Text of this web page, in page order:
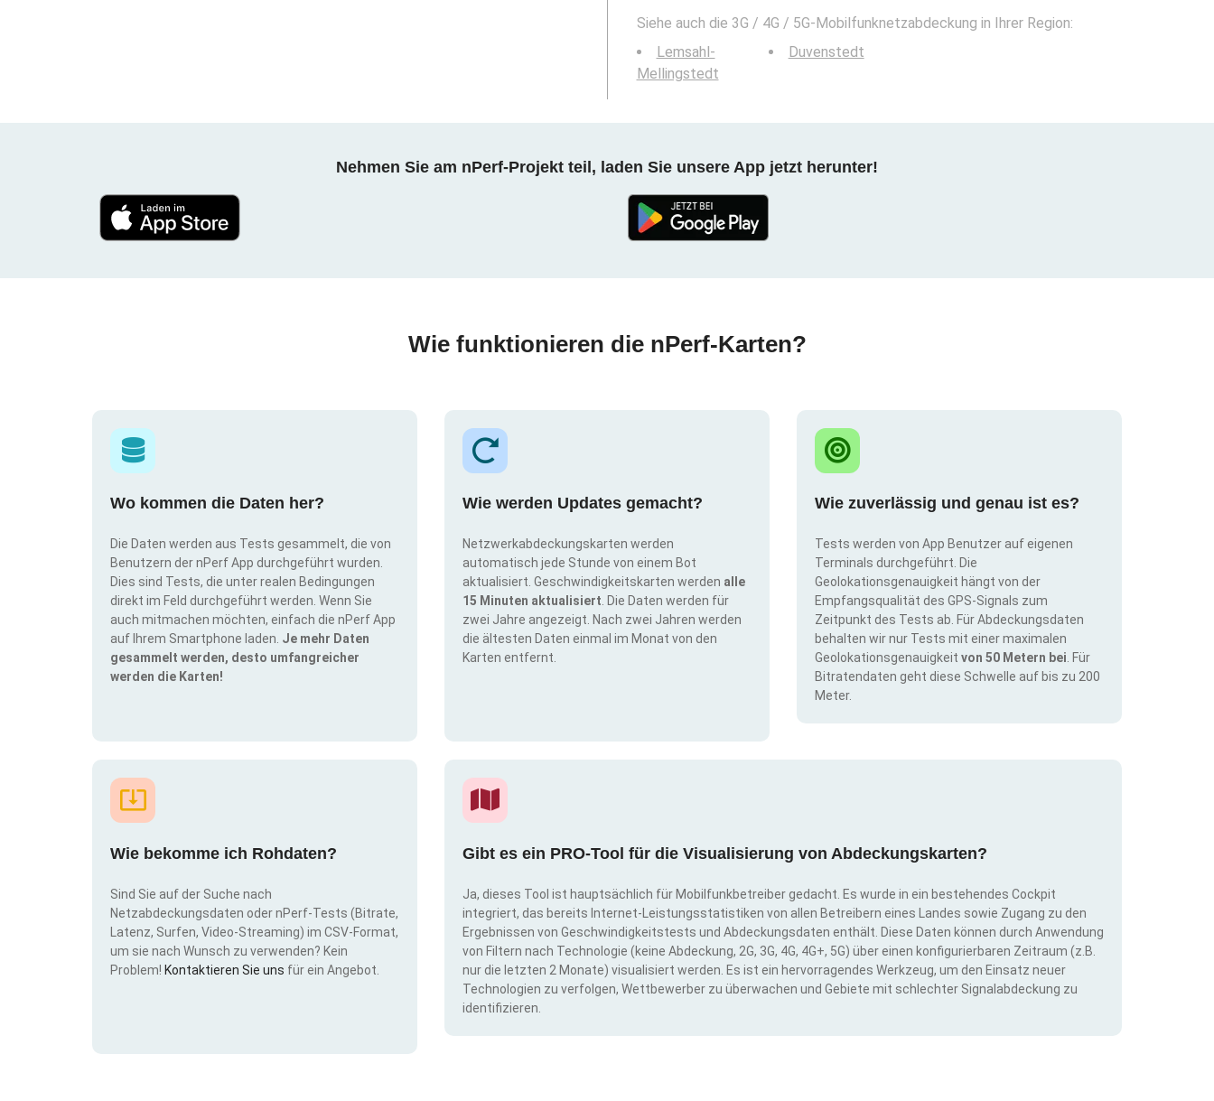
Siehe auch die 3G / 4G / 5G-Mobilfunknetzabdeckung in Ihrer Region:
Lemsahl-
Mellingstedt
Duvenstedt
Nehmen Sie am nPerf-Projekt teil, laden Sie unsere App jetzt herunter!
Wie funktionieren die nPerf-Karten?
Wo kommen die Daten her?
Die Daten werden aus Tests gesammelt, die von
Benutzern der nPerf App durchgeführt wurden.
Dies sind Tests, die unter realen Bedingungen
direkt im Feld durchgeführt werden. Wenn Sie
auch mitmachen möchten, einfach die nPerf App
auf Ihrem Smartphone laden. Je mehr Daten
gesammelt werden, desto umfangreicher
werden die Karten!
Wie werden Updates gemacht?
Netzwerkabdeckungskarten werden
automatisch jede Stunde von einem Bot
aktualisiert. Geschwindigkeitskarten werden alle
15 Minuten aktualisiert . Die Daten werden für
zwei Jahre angezeigt. Nach zwei Jahren werden
die ältesten Daten einmal im Monat von den
Karten entfernt.
Wie zuverlässig und genau ist es?
Tests werden von App Benutzer auf eigenen
Terminals durchgeführt. Die
Geolokationsgenauigkeit hängt von der
Empfangsqualität des GPS-Signals zum
Zeitpunkt des Tests ab. Für Abdeckungsdaten
behalten wir nur Tests mit einer maximalen
Geolokationsgenauigkeit von 50 Metern bei . Für
Bitratendaten geht diese Schwelle auf bis zu 200
Meter.
Wie bekomme ich Rohdaten?
Sind Sie auf der Suche nach
Netzabdeckungsdaten oder nPerf-Tests (Bitrate,
Latenz, Surfen, Video-Streaming) im CSV-Format,
um sie nach Wunsch zu verwenden? Kein
Problem! Kontaktieren Sie uns für ein Angebot.
Gibt es ein PRO-Tool für die Visualisierung von Abdeckungskarten?
Ja, dieses Tool ist hauptsächlich für Mobilfunkbetreiber gedacht. Es wurde in ein bestehendes Cockpit
integriert, das bereits Internet-Leistungsstatistiken von allen Betreibern eines Landes sowie Zugang zu den
Ergebnissen von Geschwindigkeitstests und Abdeckungsdaten enthält. Diese Daten können durch Anwendung
von Filtern nach Technologie (keine Abdeckung, 2G, 3G, 4G, 4G+, 5G) über einen konfigurierbaren Zeitraum (z.B.
nur die letzten 2 Monate) visualisiert werden. Es ist ein hervorragendes Werkzeug, um den Einsatz neuer
Technologien zu verfolgen, Wettbewerber zu überwachen und Gebiete mit schlechter Signalabdeckung zu
identifizieren.